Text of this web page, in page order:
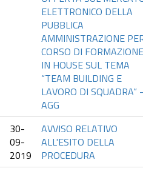
ELETTRONICO DELLA
PUBBLICA
AMMINISTRAZIONE
CORSO DI FORMAZIONE
IN HOUSE SUL TEMA
“TEAM BUILDING E
LAVORO DI SQUADRA”
AGG
30-
09-
2019
AVVISO RELATIVO
ALL'ESITO DELLA
PROCEDURA